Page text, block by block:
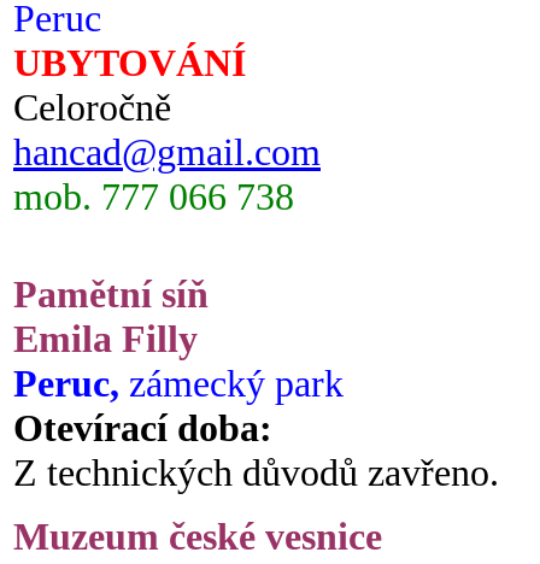
Peruc
UBYTOVÁNÍ
Celoročně
hancad@gmail.com
mob. 777 066 738
Pamětní síň
Emila Filly
Peruc, zámecký park
Otevírací doba:
Z technických důvodů zavřeno.
Muzeum české vesnice